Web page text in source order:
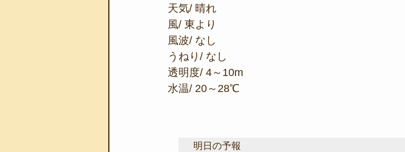
天気/ 晴れ
風/ 東より
風波/ なし
うねり/ なし
透明度/ 4～10m
水温/ 20～28℃
明日の予報